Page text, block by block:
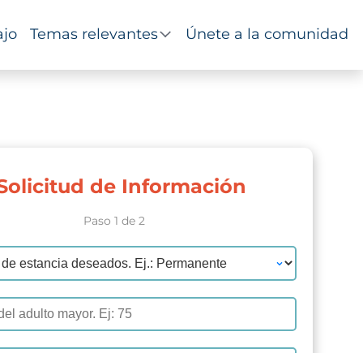
Temas relevantes Únete a la comunidad
de Información
Paso 1 de 2